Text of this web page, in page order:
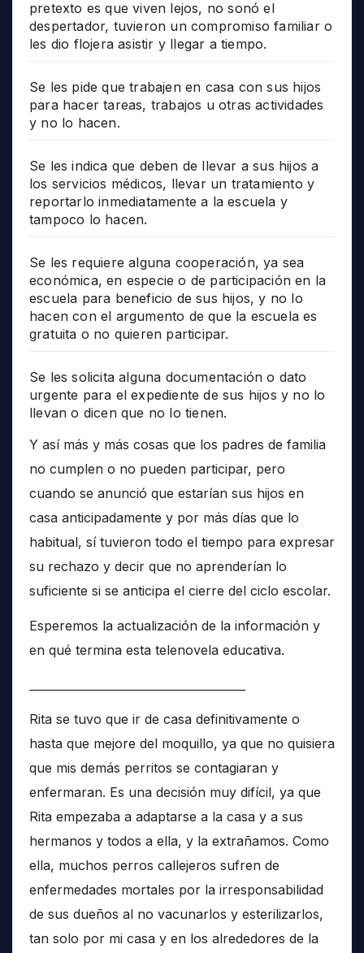
pretexto es que viven lejos, no sonó el
despertador, tuvieron un compromiso familiar o
les dio flojera asistir y llegar a tiempo.
Se les pide que trabajen en casa con sus hijos
para hacer tareas, trabajos u otras actividades
y no lo hacen.
Se les indica que deben de llevar a sus hijos a
los servicios médicos, llevar un tratamiento y
reportarlo inmediatamente a la escuela y
tampoco lo hacen.
Se les requiere alguna cooperación, ya sea
económica, en especie o de participación en la
escuela para beneficio de sus hijos, y no lo
hacen con el argumento de que la escuela es
gratuita o no quieren participar.
Se les solicita alguna documentación o dato
urgente para el expediente de sus hijos y no lo
llevan o dicen que no lo tienen.
Y así más y más cosas que los padres de familia
no cumplen o no pueden participar, pero
cuando se anunció que estarían sus hijos en
casa anticipadamente y por más días que lo
habitual, sí tuvieron todo el tiempo para expresar
su rechazo y decir que no aprenderían lo
suficiente si se anticipa el cierre del ciclo escolar.
Esperemos la actualización de la información y
en qué termina esta telenovela educativa.
Rita se tuvo que ir de casa definitivamente o
hasta que mejore del moquillo, ya que no quisiera
que mis demás perritos se contagiaran y
enfermaran. Es una decisión muy difícil, ya que
Rita empezaba a adaptarse a la casa y a sus
hermanos y todos a ella, y la extrañamos. Como
ella, muchos perros callejeros sufren de
enfermedades mortales por la irresponsabilidad
de sus dueños al no vacunarlos y esterilizarlos,
tan solo por mi casa y en los alrededores de la